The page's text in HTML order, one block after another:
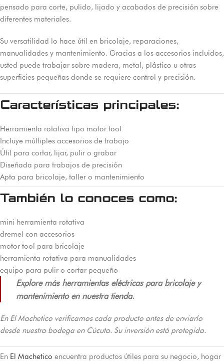
pensado para corte, pulido, lijado y acabados de precisión sobre
diferentes materiales.
Su versatilidad lo hace útil en bricolaje, reparaciones,
manualidades y mantenimiento. Gracias a los accesorios incluidos,
usted puede trabajar sobre madera, metal, plástico u otras
superficies pequeñas donde se requiere control y precisión.
Características principales:
Herramienta rotativa tipo motor tool
Incluye múltiples accesorios de trabajo
Útil para cortar, lijar, pulir o grabar
Diseñada para trabajos de precisión
Apta para bricolaje, taller o mantenimiento
También lo conoces como:
mini herramienta rotativa
dremel con accesorios
motor tool para bricolaje
herramienta rotativa para manualidades
equipo para pulir o cortar pequeño
Explore más herramientas eléctricas para bricolaje y
mantenimiento en nuestra tienda.
En El Machetico verificamos cada producto antes de enviarlo
desde nuestra bodega en Cúcuta. Su inversión está protegida.
En El Machetico encuentra productos útiles para su negocio, hogar